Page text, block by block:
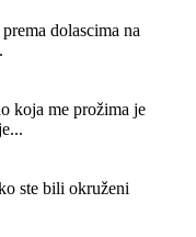
dolascima na
koja me prožima je
ste bili okruženi